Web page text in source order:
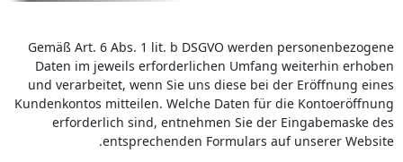
Gemäß Art. 6 Abs. 1 lit. b DSGVO werden personenbezogene
Daten im jeweils erforderlichen Umfang weiterhin erhoben
und verarbeitet, wenn Sie uns diese bei der Eröffnung eines
Kundenkontos mitteilen. Welche Daten für die Kontoeröffnung
erforderlich sind, entnehmen Sie der Eingabemaske des
entsprechenden Formulars auf unserer Website.